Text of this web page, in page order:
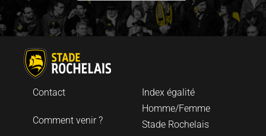
Index égalité
Homme/Femme
Stade Rochelais
Contact
Comment venir ?